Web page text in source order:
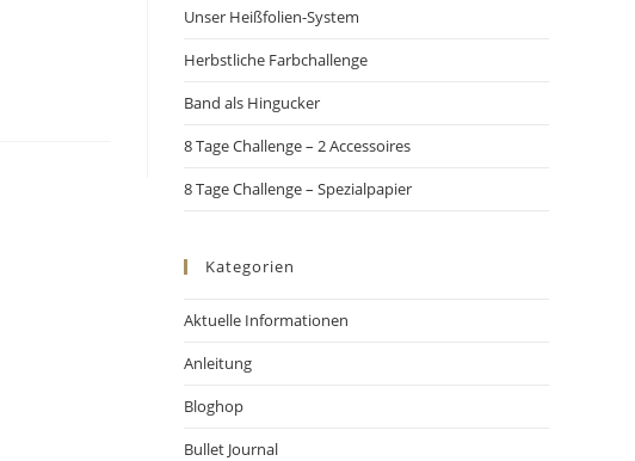
Unser Heißfolien-System
Herbstliche Farbchallenge
Band als Hingucker
8 Tage Challenge – 2 Accessoires
8 Tage Challenge – Spezialpapier
Kategorien
Aktuelle Informationen
Anleitung
Bloghop
Bullet Journal